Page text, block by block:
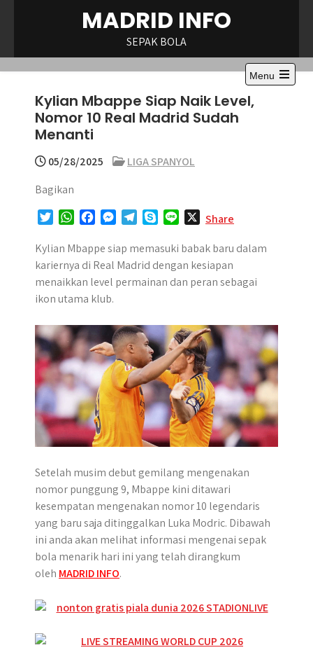
MADRID INFO
SEPAK BOLA
Menu
Open
Kylian Mbappe Siap Naik Level,
Nomor 10 Real Madrid Sudah
Menanti
05/28/2025
LIGA SPANYOL
Bagikan
i
t
t
e
W
a
t
s
A
p
c
e
b
o
k
s
s
e
e
r
l
e
g
m
y
p
e
n
e
Share
Kylian Mbappe siap memasuki babak baru dalam
kariernya di Real Madrid dengan kesiapan
menaikkan level permainan dan peran sebagai
ikon utama klub.
Setelah musim debut gemilang mengenakan
nomor punggung 9, Mbappe kini ditawari
kesempatan mengenakan nomor 10 legendaris
yang baru saja ditinggalkan Luka Modric. Dibawah
ini anda akan melihat informasi mengenai sepak
bola menarik hari ini yang telah dirangkum
oleh MADRID INFO.